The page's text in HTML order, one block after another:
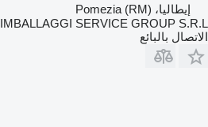
إيطاليا، Pomezia (RM)
IMBALLAGGI SERVICE GROUP S.R.L.
الاتصال بالبائع